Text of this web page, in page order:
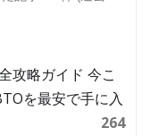
攻略ガイド 今こ
を最安で手に入
264